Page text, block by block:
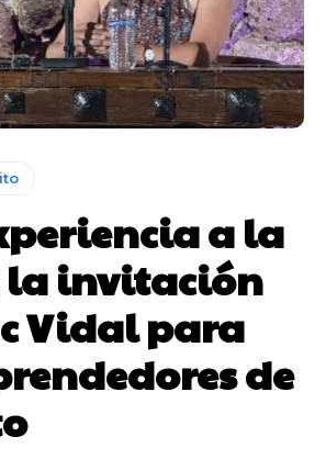
a la
la invitación
Vidal para
de